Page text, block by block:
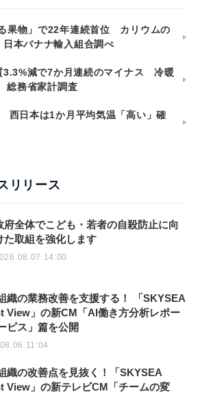
果物」で22年連続首位 カリウムの
本バナナ輸入組合調べ
3.3%減で7か月連続のマイナス 冷暖
総務省家計調査
西日本は1か月平均気温「高い」確
リリース
府全体でこども・若者の自殺防止に向
た取組を強化します
14:00
織の業務改善を支援する！ 「SKYSEA
View」の新CM「AI働き方分析レポー
ビス」篇を公開
11:04
織の改善点を見抜く！「SKYSEA
View」の新テレビCM「チームの変